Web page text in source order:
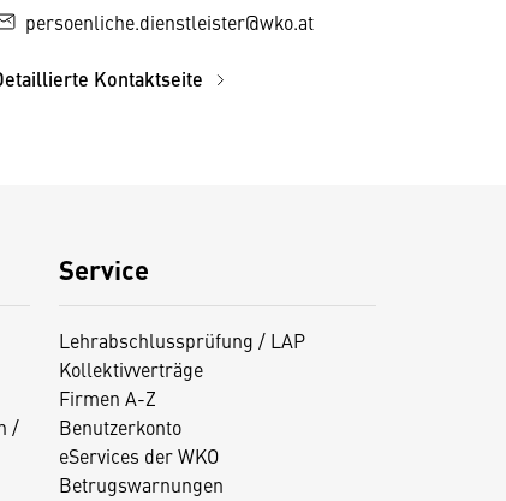
persoenliche.dienstleister@wko.at
Kontaktseite
/
Service
Lehrabschlussprüfung / LAP
Kollektivverträge
Firmen A-Z
Benutzerkonto
eServices der WKO
Betrugswarnungen